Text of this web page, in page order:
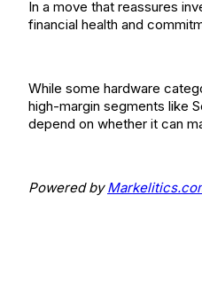
In a move that reassures
financial health and
While some hardware
high-margin segments like
depend on whether it can
Powered by